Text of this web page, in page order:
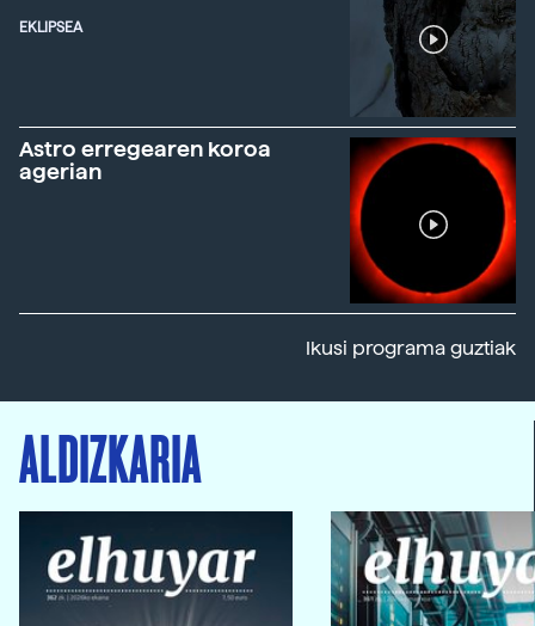
EKLIPSEA
Astro erregearen koroa
agerian
Ikusi programa guztiak
ALDIZKARIA